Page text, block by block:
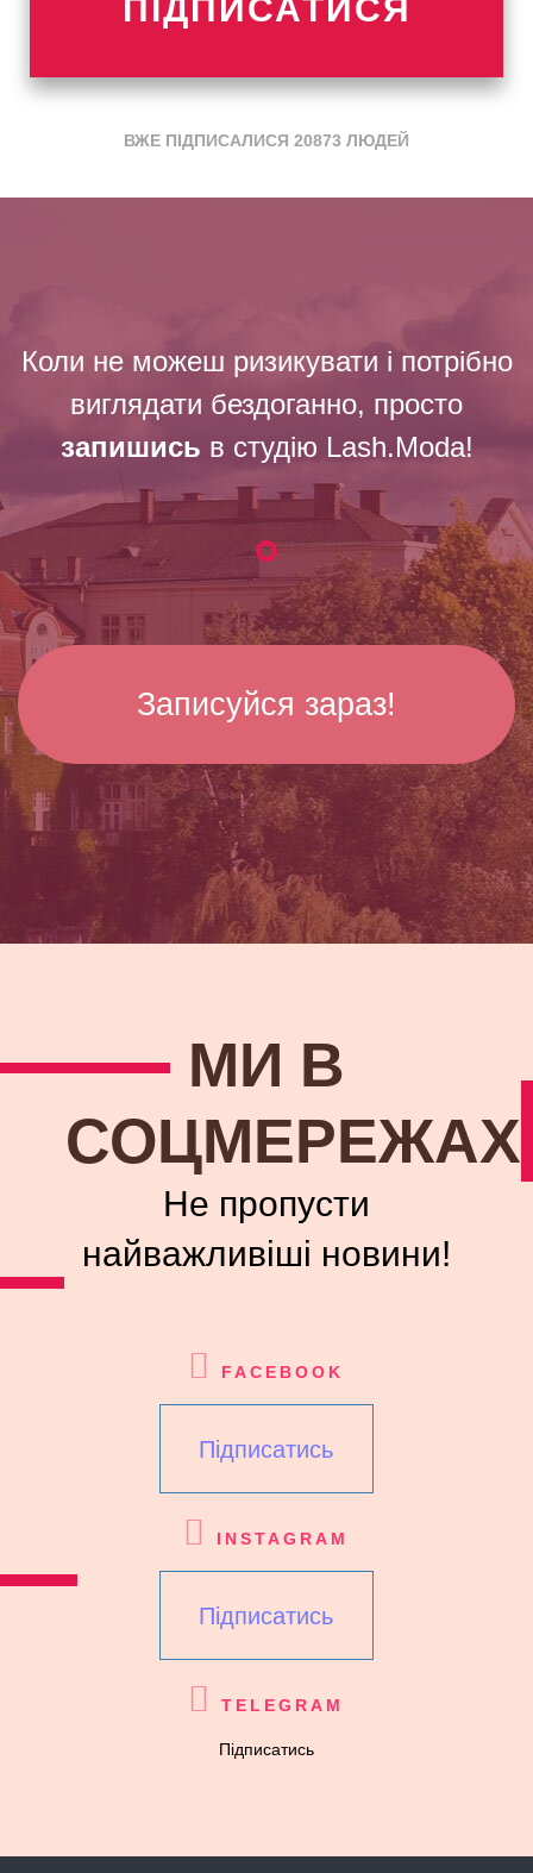
ПІДПИСАТИСЯ
ВЖЕ ПІДПИСАЛИСЯ 20873 ЛЮДЕЙ
Коли не можеш ризикувати і потрібно
виглядати бездоганно, просто
запишись в студію Lash.Moda!
Записуйся зараз!
МИ В
СОЦМЕРЕЖАХ
Не пропусти
найважливіші новини!
FACEBOOK
Підписатись
INSTAGRAM
Підписатись
TELEGRAM
Підписатись